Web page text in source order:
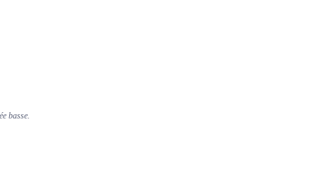
basse.